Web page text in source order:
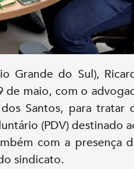
Grande do Sul),
de maio, com o
Santos, para tratar
(PDV) destinado
com a presença
sindicato.